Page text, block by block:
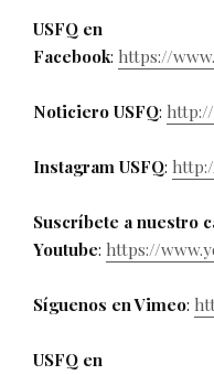
USFQ en
Facebook: https://
Noticiero USFQ: http://
Instagram USFQ:
Suscríbete a nuestro
Youtube: https://
Síguenos en Vimeo:
USFQ en